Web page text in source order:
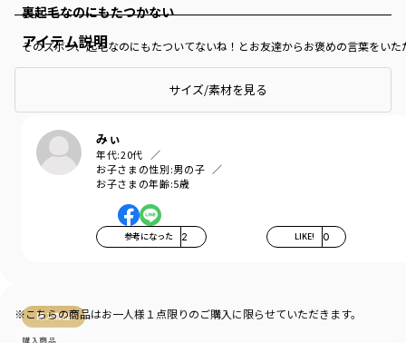
裏起毛なのにもたつかない
そのズボン、起毛なのにもたついてないね！とお友達からお褒めの言葉をい
みぃ
年代:20代
お子さまの性別:男の子
お子さまの年齢:5歳
参考になった 2 LIKE! 0
購入商品
アイテム説明
サイズ/素材を見る
※こちらの商品はお一人様１点限りのご購入に限らせていただきます。